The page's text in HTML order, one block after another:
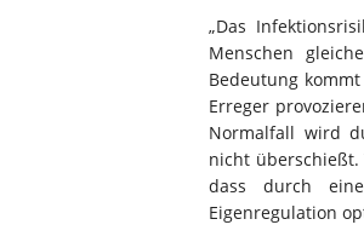
„Das
Menschen
Bedeutung
Erreger
Normalfall wird
nicht überschießt.
dass durch
Eigenregulation